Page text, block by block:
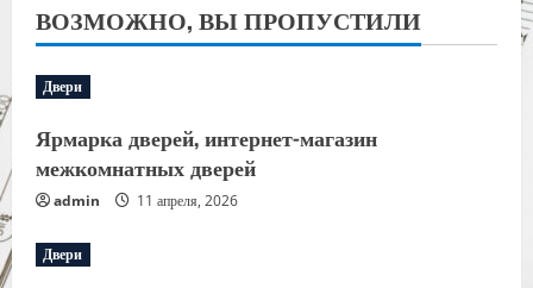
ВОЗМОЖНО, ВЫ ПРОПУСТИЛИ
Двери
Ярмарка дверей, интернет-магазин
межкомнатных дверей
admin 11 апреля, 2026
Двери